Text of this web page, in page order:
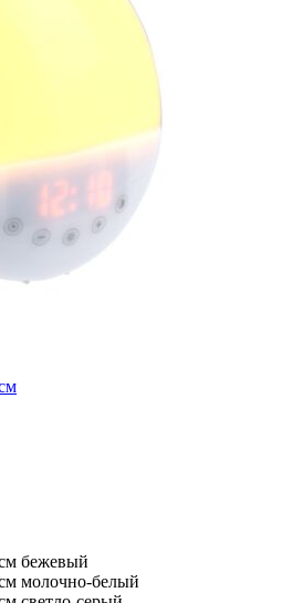
бежевый
молочно-белый